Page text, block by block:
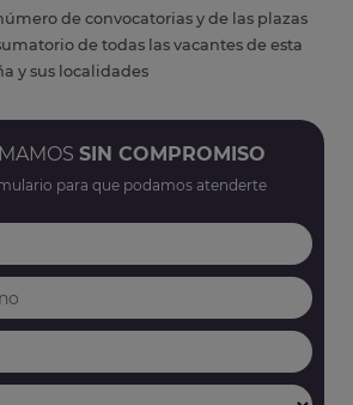
de convocatorias y de las plazas
de todas las vacantes de esta
y sus localidades
SIN COMPROMISO
para que podamos atenderte